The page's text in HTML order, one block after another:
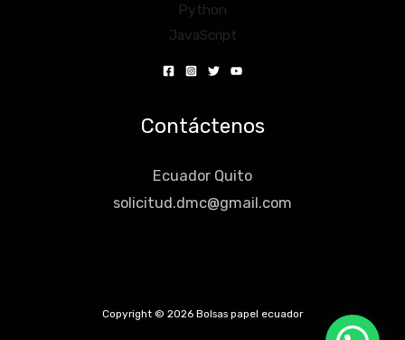
Python
JavaScript
Contáctenos
Ecuador Quito
solicitud.dmc@gmail.com
Copyright © 2026 Bolsas papel ecuador